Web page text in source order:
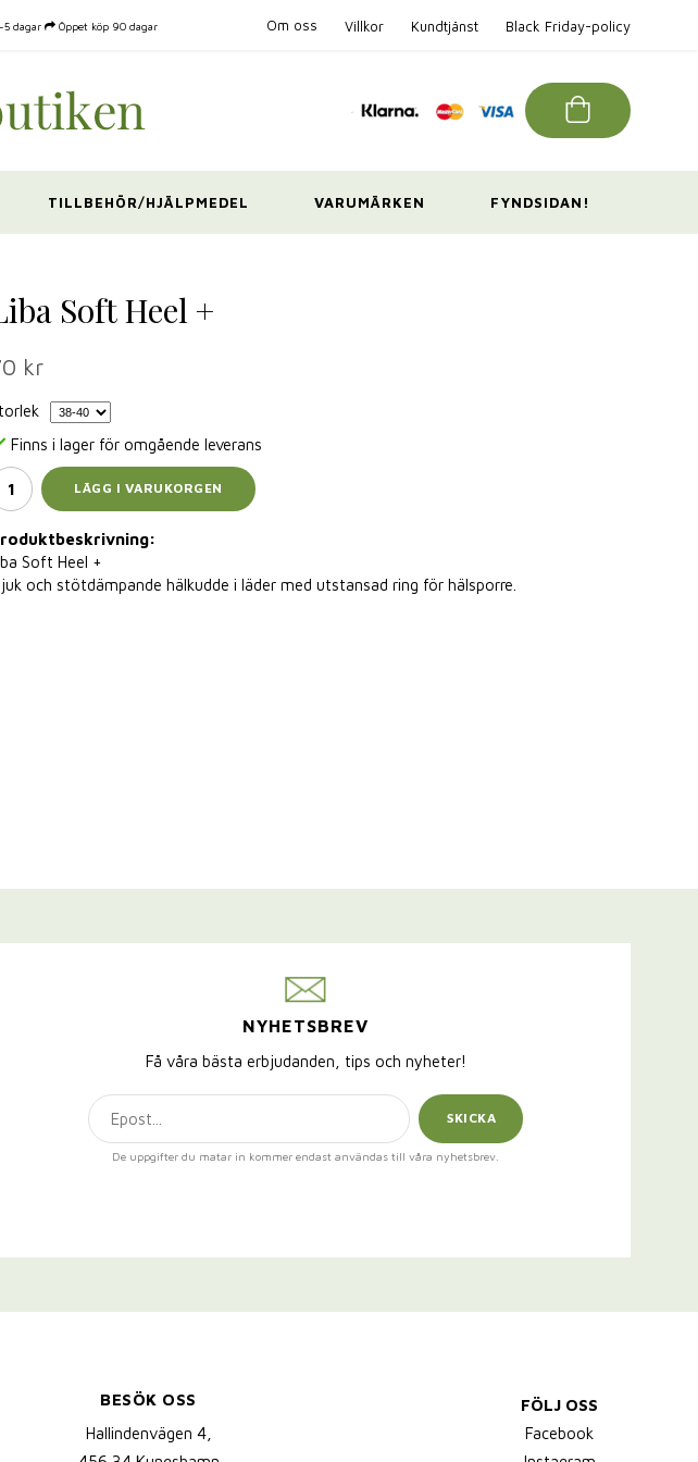
5 dagar Öppet köp 90 dagar Om oss Villkor Kundtjänst Black Friday-policy
TILLBEHÖR/HJÄLPMEDEL VARUMÄRKEN FYNDSIDAN!
Soft Heel +
kr
Finns i lager för omgående leverans
LÄGG I VARUKORGEN
Soft Heel +
och stötdämpande hälkudde i läder med utstansad ring för hälsporre.
NYHETSBREV
Få våra bästa erbjudanden, tips och nyheter!
SKICKA
De uppgifter du matar in kommer endast användas till våra nyhetsbrev.
BESÖK OSS
Hallindenvägen 4,
FÖLJ OSS
Facebook